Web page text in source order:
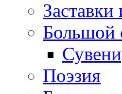
Большой
Поэзия